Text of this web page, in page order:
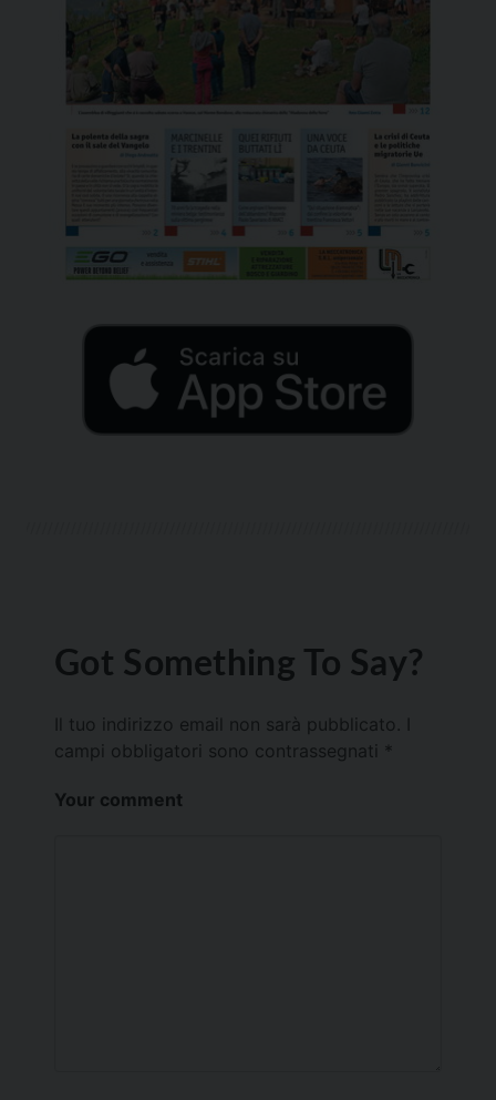
Got Something To Say?
Il tuo indirizzo email non sarà pubblicato.
campi obbligatori sono contrassegnati *
Your comment